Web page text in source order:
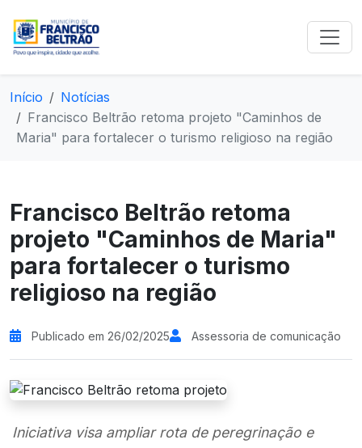
Início
Notícias
Francisco Beltrão retoma projeto "Caminhos de
Maria" para fortalecer o turismo religioso na região
Francisco Beltrão retoma
projeto "Caminhos de Maria"
para fortalecer o turismo
religioso na região
Publicado em 26/02/2025 Assessoria de comunicação
Iniciativa visa ampliar rota de peregrinação e